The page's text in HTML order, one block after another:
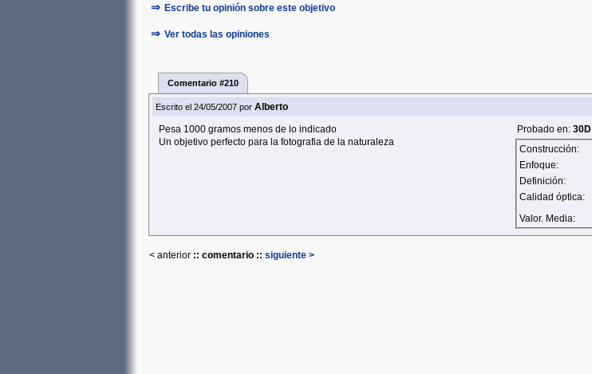
⇒ Escribe tu opinión sobre este objetivo
⇒ Ver todas las opiniones
Comentario #210
Escrito el 24/05/2007 por Alberto
Pesa 1000 gramos menos de lo indicado
Un objetivo perfecto para la fotografia de la naturaleza
Probado en: 30D
Construcción:
Enfoque:
Definición:
Calidad óptica:
Valor. Media:
< anterior :: comentario :: siguiente >